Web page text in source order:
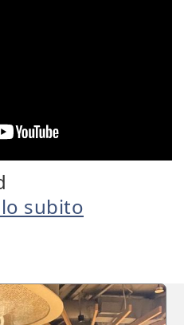
subito